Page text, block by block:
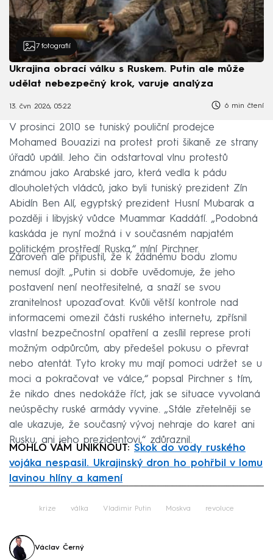
7 fotografií
Ukrajina obrací válku s Ruskem. Putin ale může
udělat nebezpečný krok, varuje analýza
13. čvn 2026, 05:22 6 min čtení
V prosinci 2010 se tuniský pouliční prodejce
Mohamed Bouazizi na protest proti šikaně ze strany
úřadů upálil. Jeho čin odstartoval vlnu protestů
známou jako Arabské jaro, která vedla k pádu
dlouholetých vládců, jako byli tuniský prezident Zín
Abidín Ben Alí, egyptský prezident Husní Mubarak a
později i libyjský vůdce Muammar Kaddáfí. „Podobná
kaskáda je nyní možná i v současném napjatém
politickém prostředí Ruska,“ míní Pirchner.
Zároveň ale připustil, že k žádnému bodu zlomu
nemusí dojít. „Putin si dobře uvědomuje, že jeho
postavení není neotřesitelné, a snaží se svou
zranitelnost upozaďovat. Kvůli větší kontrole nad
informacemi omezil části ruského internetu, zpřísnil
vlastní bezpečnostní opatření a zesílil represe proti
možným odpůrcům, aby předešel pokusu o převrat
nebo atentát. Tyto kroky mu mají pomoci udržet se u
moci a pokračovat ve válce,“ popsal Pirchner s tím,
že nikdo dnes nedokáže říct, jak se situace vyvolaná
neúspěchy ruské armády vyvine. „Stále zřetelněji se
ale ukazuje, že současný vývoj nehraje do karet ani
Rusku, ani jeho prezidentovi,“ zdůraznil.
MOHLO VÁM UNIKNOUT: Skok do vody ruského
vojáka nespasil. Ukrajinský dron ho pohřbil v lomu
lavinou hlíny a kamení
krize válka Vladimir Putin Moskva revoluce
Václav Černý